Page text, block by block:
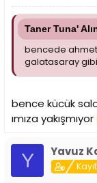
Taner Tuna'
bencede
galatasaray gibi
bence kücük
ımıza yakışmıyor
Y Yavuz